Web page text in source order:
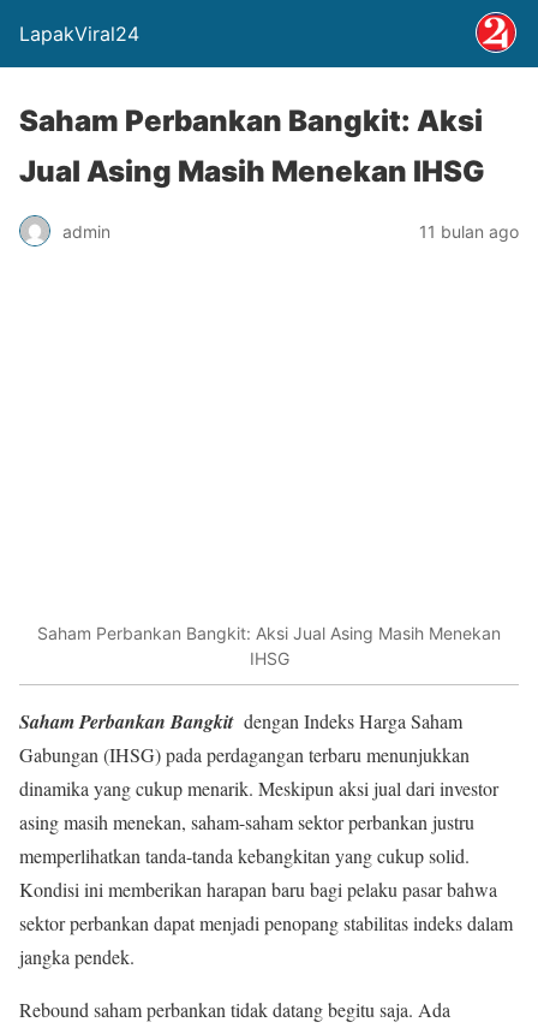
LapakViral24
Saham Perbankan Bangkit: Aksi
Jual Asing Masih Menekan IHSG
admin 11 bulan ago
Saham Perbankan Bangkit: Aksi Jual Asing Masih Menekan
IHSG
Saham Perbankan Bangkitdengan Indeks Harga Saham
Gabungan (IHSG) pada perdagangan terbaru menunjukkan
dinamika yang cukup menarik. Meskipun aksi jual dari investor
asing masih menekan, saham-saham sektor perbankan justru
memperlihatkan tanda-tanda kebangkitan yang cukup solid.
Kondisi ini memberikan harapan baru bagi pelaku pasar bahwa
sektor perbankan dapat menjadi penopang stabilitas indeks dalam
jangka pendek.
Rebound saham perbankan tidak datang begitu saja. Ada